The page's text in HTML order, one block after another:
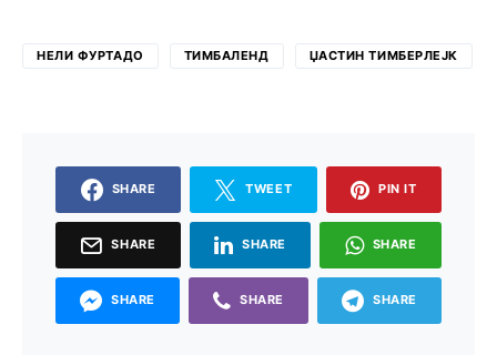
НЕЛИ ФУРТАДО ТИМБАЛЕНД ЏАСТИН ТИМБЕРЛЕЈК
SHARE TWEET PIN IT
SHARE SHARE SHARE
SHARE SHARE SHARE